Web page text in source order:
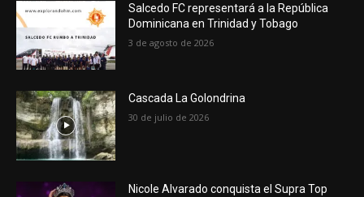
Salcedo FC representará a la República
Dominicana en Trinidad y Tobago
3 de agosto de 2026
Cascada La Golondrina
30 de julio de 2026
Nicole Alvarado conquista el Supra Top